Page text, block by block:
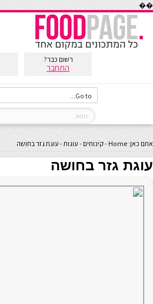
��
רשום כבר?
התחבר
אתם כאן: Home
-קינוחים - עוגות- עוגת גזר בחושה
עוגת גזר בחושה